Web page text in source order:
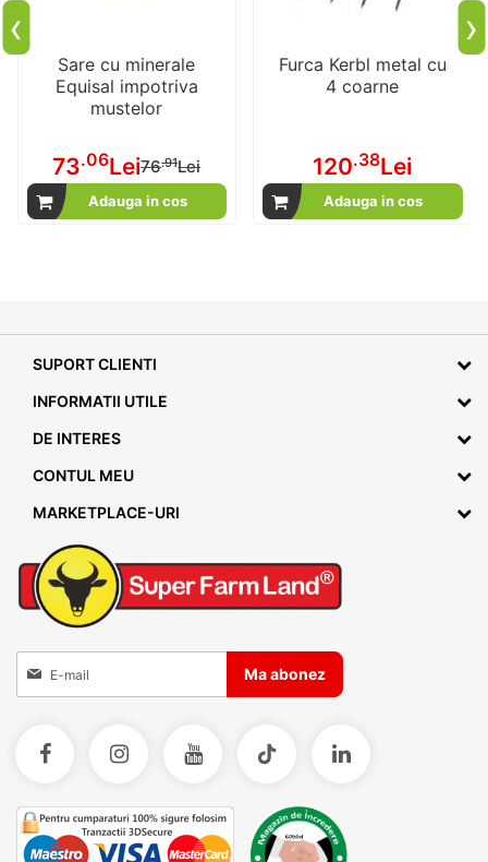
Sare cu minerale
Equisal impotriva
mustelor
Pret
special
73.06Lei76.91Lei
Adauga in cos
Furca Kerbl metal cu
4 coarne
120.38Lei
Adauga in cos
‹ ›
SUPORT CLIENTI
INFORMATII UTILE
DE INTERES
CONTUL MEU
MARKETPLACE-URI
Inscrieti-va la Buletinele noastre informative
Ma abonez